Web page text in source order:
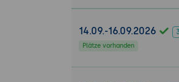
14.09.-16.09.2026
Plätze vorhanden